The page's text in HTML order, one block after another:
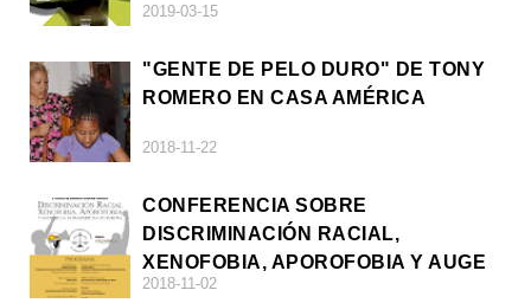
2019-03-15
"GENTE DE PELO DURO" DE TONY
ROMERO EN CASA AMÉRICA
2018-11-22
CONFERENCIA SOBRE
DISCRIMINACIÓN RACIAL,
XENOFOBIA, APOROFOBIA Y AUGE
DE LA ULTRADERECHA EN EUROPA
2018-11-02